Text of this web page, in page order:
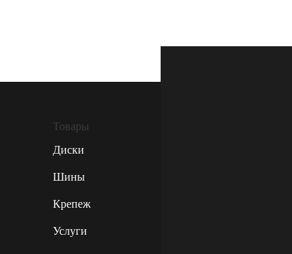
Товары
Диски
Шины
Крепеж
Услуги